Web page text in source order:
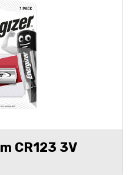
CR123 3V